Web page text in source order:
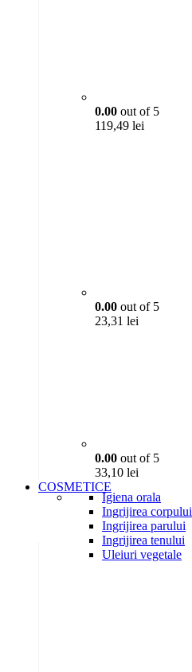
0.00 out of 5
119,49 lei
0.00 out of 5
23,31 lei
0.00 out of 5
33,10 lei
COSMETICE
Igiena orala
Ingrijirea corpului
Ingrijirea parului
Ingrijirea tenului
Uleiuri vegetale